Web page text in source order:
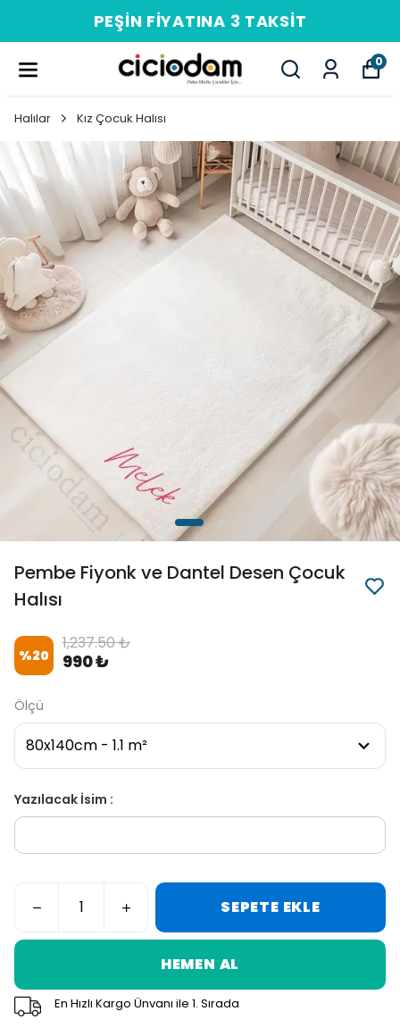
PEŞIN FIYATINA 3 TAKSIT
0
Halılar Kız Çocuk Halısı
Pembe Fiyonk ve Dantel Desen Çocuk
Halısı
%20
1,237.50 ₺
990 ₺
Ölçü
Yazılacak İsim :
SEPETE EKLE
HEMEN AL
En Hızlı Kargo Ünvanı ile 1. Sırada